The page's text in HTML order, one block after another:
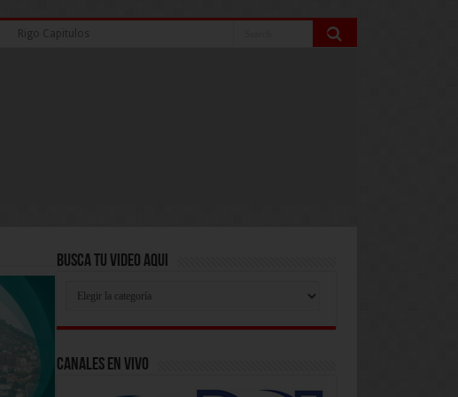
Rigo Capitulos
Busca Tu Video Aqui
Aqui
Canales En Vivo